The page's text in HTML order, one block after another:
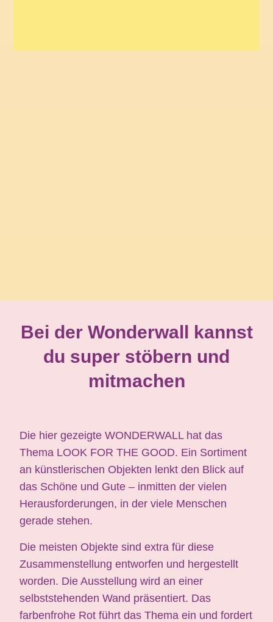
Bei der Wonderwall kannst
du super stöbern und
mitmachen
Die hier gezeigteWONDERWALLhat das
Thema LOOK FOR THE GOOD. Ein Sortiment
an künstlerischen Objekten lenkt den Blick auf
das Schöne und Gute – inmitten der vielen
Herausforderungen, in der viele Menschen
gerade stehen.
Die meisten Objekte sind extra für diese
Zusammenstellung entworfen und hergestellt
worden. Die Ausstellung wird an einer
selbststehenden Wand präsentiert. Das
farbenfrohe Rot führt das Thema ein und fordert